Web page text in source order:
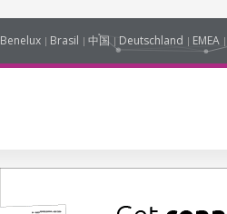
Benelux Brasil 中国 Deutschland EMEA